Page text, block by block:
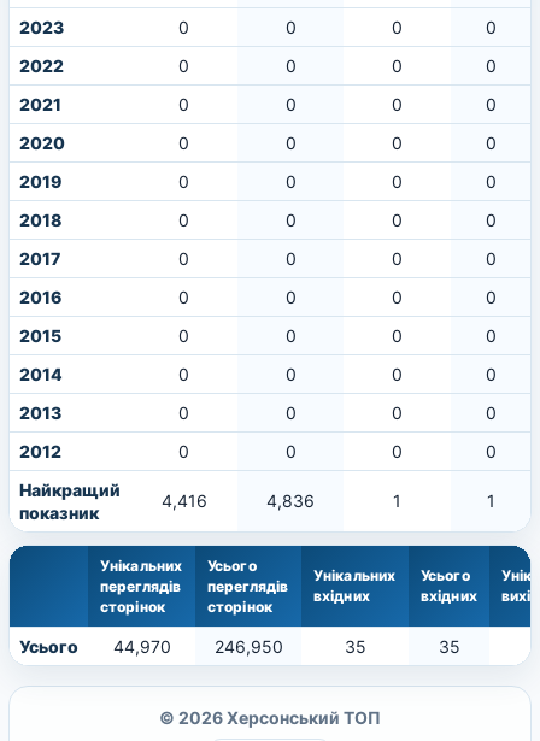
2023
0 0 0
0
2022
0 0 0
0
2021
0 0 0
0
2020
0 0 0
0
2019
0 0 0
0
2018
0 0 0
0
2017
0 0 0
0
2016
0 0 0
0
2015
0 0 0
0
2014
0 0 0
0
2013
0 0 0
0
2012
0 0 0
0
Найкращий
показник
4,416 4,836 1 1
Унікальних
переглядів
сторінок
Усього
переглядів
сторінок
Унікальних
вхідних
Усього
вхідних
Усього 44,970 246,950 35 35
© 2026 Херсонський ТОП